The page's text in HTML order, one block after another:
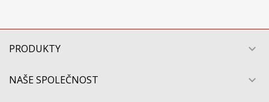
PRODUKTY 
NAŠE SPOLEČNOST 